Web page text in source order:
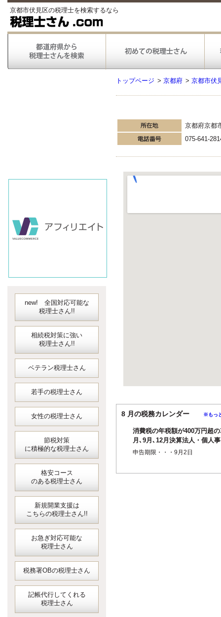
京都市伏見区の税理士を検索するなら
new! 全国対応可能な
税理士さん!!
相続税対策に強い
税理士さん!!
ベテラン税理士さん
若手の税理士さん
女性の税理士さん
節税対策
に積極的な税理士さん
格安コース
のある税理士さん
新規開業支援は
こちらの税理士さん!!
お急ぎ対応可能な
税理士さん
税務署OBの税理士さん
記帳代行してくれる
税理士さん
トップページ > 京都府 > 京都市伏
京都府京都
075-641-
8 月の税務カレンダー ※もっ
消費税の年税額が400万円超の
月､9月､12月決算法人・個人事
業者の3月ごとの中間申告＜消
申告期限・・・9月2日